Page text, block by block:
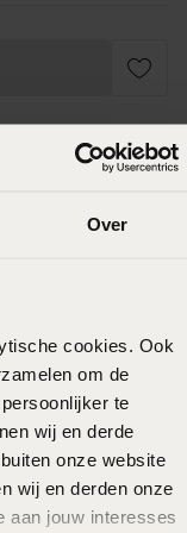
Over
cookies. Ook
om de
te
wij en derde
onze website
wij en derden onze
aan jouw interesses